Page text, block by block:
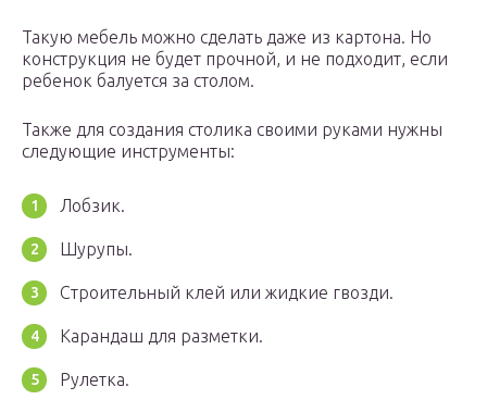
Такую мебель можно сделать даже из картона. Но
конструкция не будет прочной, и не подходит, если
ребенок балуется за столом.
Также для создания столика своими руками нужны
следующие инструменты:
Лобзик.
Шурупы.
Строительный клей или жидкие гвозди.
Карандаш для разметки.
Рулетка.